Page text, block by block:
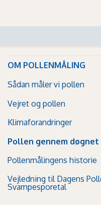
OM POLLENMÅLING
Sådan måler vi pollen
Vejret og pollen
Klimaforandringer
Pollen gennem døgnet
Pollenmålingens historie
Vejledning til Dagens
Svampesporetal